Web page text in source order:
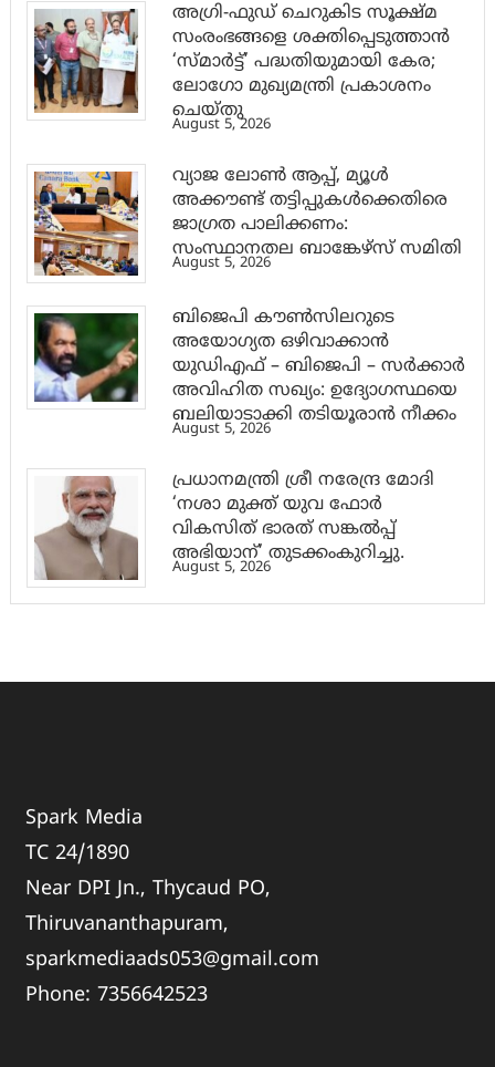
അഗ്രി-ഫുഡ് ചെറുകിട സൂക്ഷ്മ
സംരംഭങ്ങളെ ശക്തിപ്പെടുത്താന്‍
‘സ്മാര്‍ട്ട്’ പദ്ധതിയുമായി കേര;
ലോഗോ മുഖ്യമന്ത്രി പ്രകാശനം
ചെയ്തു
August 5, 2026
വ്യാജ ലോൺ ആപ്പ്, മ്യൂൾ
അക്കൗണ്ട് തട്ടിപ്പുകൾക്കെതിരെ
ജാ​ഗ്രത പാലിക്കണം:
സംസ്ഥാനതല ബാങ്കേഴ്സ് സമിതി
August 5, 2026
ബിജെപി കൗൺസിലറുടെ
അയോഗ്യത ഒഴിവാക്കാൻ
യുഡിഎഫ് – ബിജെപി – സർക്കാർ
അവിഹിത സഖ്യം: ഉദ്യോഗസ്ഥയെ
ബലിയാടാക്കി തടിയൂരാൻ നീക്കം
August 5, 2026
പ്രധാനമന്ത്രി ശ്രീ നരേന്ദ്ര മോദി
‘നശാ മുക്ത് യുവ ഫോർ
വികസിത് ഭാരത് സങ്കൽപ്പ്
അഭിയാന്’ തുടക്കംകുറിച്ചു.
August 5, 2026
Spark Media
TC 24/1890
Near DPI Jn., Thycaud PO,
Thiruvananthapuram,
sparkmediaads053@gmail.com
Phone:7356642523